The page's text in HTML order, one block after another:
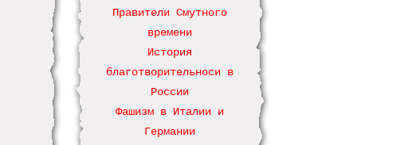
Правители Смутного
времени
История
благотворительноси в
России
Фашизм в Италии и
Германии